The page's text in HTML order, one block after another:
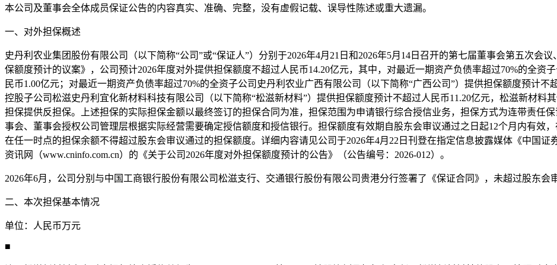
本公司及董事会全体成员保证公告的内容真实、准确、完整，没有虚假记载、误导性陈述或重大遗漏。
一、对外担保概述
史丹利农业集团股份有限公司（以下简称“公司”或“保证人”）分别于2026年4月21日和2026年5月14日召开的第七届董事会第五次会
保额度预计的议案》，公司预计2026年度对外提供担保额度不超过人民币14.20亿元，其中，对最近一期资产负债率超过70%的全资
民币1.00亿元；对最近一期资产负债率超过70%的全资子公司史丹利农业广西有限公司（以下简称“广西公司”）提供担保额度预计不
控股子公司松滋史丹利宜化新材料科技有限公司（以下简称“松滋新材料”）提供担保额度预计不超过人民币11.20亿元，松滋新材料
担保提供反担保。上述担保的实际担保金额以最终签订的担保合同为准，担保范围为申请银行综合授信业务，担保方式为连带责任
事会、董事会授权公司管理层根据实际经营需要确定授信额度和授信银行。担保额度有效期自股东会审议通过之日起12个月内有效
在任一时点的担保余额不得超过股东会审议通过的担保额度。详细内容请见公司于2026年4月22日刊登在指定信息披露媒体《中国
资讯网（www.cninfo.com.cn）的《关于公司2026年度对外担保额度预计的公告》（公告编号：2026-012）。
2026年6月，公司分别与中国工商银行股份有限公司松滋支行、交通银行股份有限公司贵港分行签署了《保证合同》，未超过股东会
二、本次担保基本情况
单位：人民币万元
■